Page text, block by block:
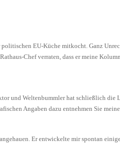
EU-Küche mitkocht. Ganz
Chef verraten, dass er meine
und Weltenbummler hat schließlich die
Angaben dazu entnehmen Sie
Er entwickelte mir spontan